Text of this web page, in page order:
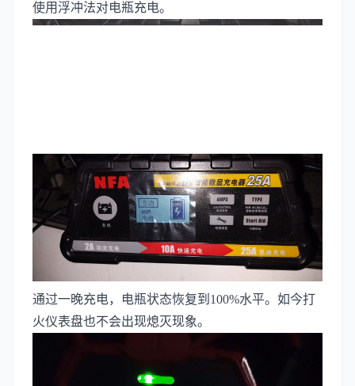
使用浮冲法对电瓶充电。
通过一晚充电，电瓶状态恢复到100%水平。如今打
火仪表盘也不会出现熄灭现象。